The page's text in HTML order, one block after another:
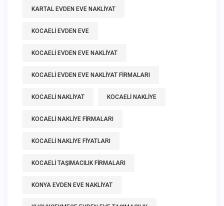
KARTAL EVDEN EVE NAKLIYAT
KOCAELI EVDEN EVE
KOCAELI EVDEN EVE NAKLIYAT
KOCAELI EVDEN EVE NAKLIYAT FIRMALARI
KOCAELI NAKLIYAT KOCAELI NAKLIYE
KOCAELI NAKLIYE FIRMALARI
KOCAELI NAKLIYE FIYATLARI
KOCAELI TAŞIMACILIK FIRMALARI
KONYA EVDEN EVE NAKLIYAT